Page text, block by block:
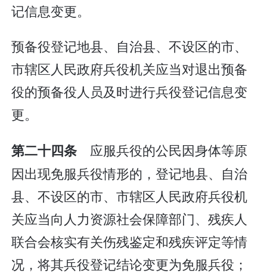
记信息变更。
预备役登记地县、自治县、不设区的市、
市辖区人民政府兵役机关应当对退出预备
役的预备役人员及时进行兵役登记信息变
更。
第二十四条 应服兵役的公民因身体等原
因出现免服兵役情形的，登记地县、自治
县、不设区的市、市辖区人民政府兵役机
关应当向人力资源社会保障部门、残疾人
联合会核实有关伤残鉴定和残疾评定等情
况，将其兵役登记结论变更为免服兵役；